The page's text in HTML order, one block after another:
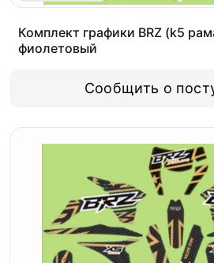
Комплект графики BRZ (k5
фиолетовый
Сообщить о